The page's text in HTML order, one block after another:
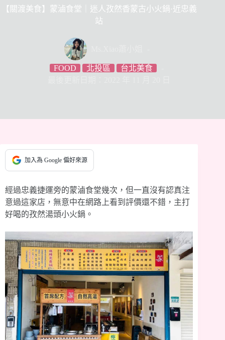
【關渡美食】蒙滷食堂｜迷人孜然香蒙古小火鍋·近忠義
站
FOOD 北投區
台北美食
加入為 Google 偏好來源
經過忠義捷運旁的蒙滷食堂幾次，但一直沒有認真注
意過這家店，無意中在網路上看到評價還不錯，主打
好喝的孜然湯頭小火鍋。